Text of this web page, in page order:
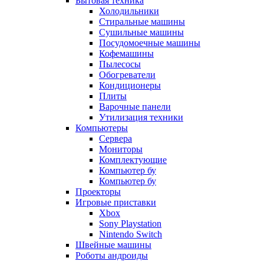
Холодильники
Стиральные машины
Сушильные машины
Посудомоечные машины
Кофемашины
Пылесосы
Обогреватели
Кондиционеры
Плиты
Варочные панели
Утилизация техники
Компьютеры
Сервера
Мониторы
Комплектующие
Компьютер бу
Компьютер бу
Проекторы
Игровые приставки
Xbox
Sony Playstation
Nintendo Switch
Швейные машины
Роботы андроиды